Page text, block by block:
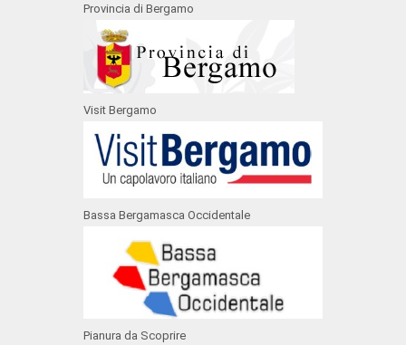
Provincia di Bergamo
Visit Bergamo
Bassa Bergamasca Occidentale
Pianura da Scoprire